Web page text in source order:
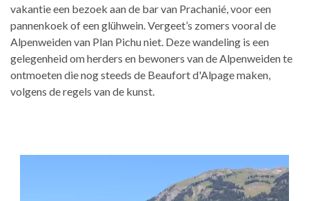
vakantie een bezoek aan de bar van Prachanié, voor een
pannenkoek of een glühwein. Vergeet’s zomers vooral de
Alpenweiden van Plan Pichu niet. Deze wandeling is een
gelegenheid om herders en bewoners van de Alpenweiden te
ontmoeten die nog steeds de Beaufort d'Alpage maken,
volgens de regels van de kunst.